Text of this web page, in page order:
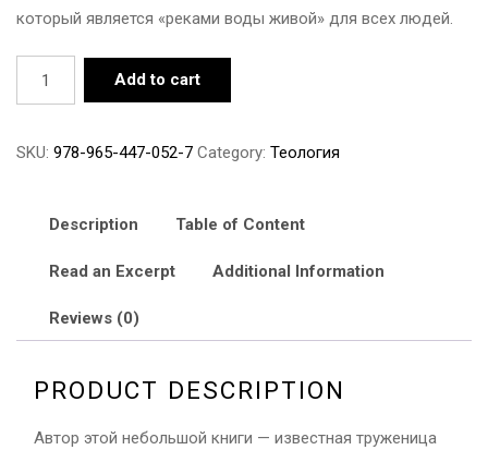
который является «реками воды живой» для всех людей.
Реки
воды
quantity
Add to cart
SKU: 978-965-447-052-7 Category: Теология
Description Table of Content
Read an Excerpt Additional Information
Reviews (0)
PRODUCT DESCRIPTION
Автор этой небольшой книги — известная труженица